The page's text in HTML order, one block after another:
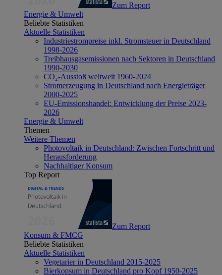
Zum Report
Energie & Umwelt
Beliebte Statistiken
Aktuelle Statistiken
Industriestrompreise inkl. Stromsteuer in Deutschland
1998-2026
Treibhausgasemissionen nach Sektoren in Deutschland
1990-2030
CO₂-Ausstoß weltweit 1960-2024
Stromerzeugung in Deutschland nach Energieträger
2000-2025
EU-Emissionshandel: Entwicklung der Preise 2023-
2026
Energie & Umwelt
Themen
Weitere Themen
Photovoltaik in Deutschland: Zwischen Fortschritt und
Herausforderung
Nachhaltiger Konsum
Top Report
Zum Report
Konsum & FMCG
Beliebte Statistiken
Aktuelle Statistiken
Vegetarier in Deutschland 2015-2025
Bierkonsum in Deutschland pro Kopf 1950-2025